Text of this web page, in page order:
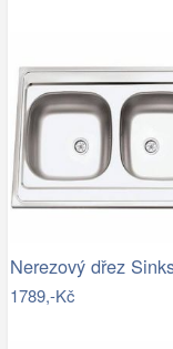
1789,-Kč